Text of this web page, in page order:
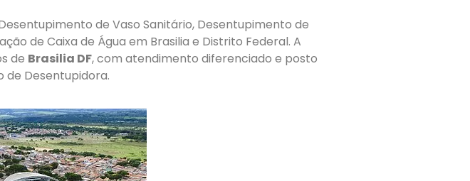
de Vaso Sanitário, Desentupimento de
de Caixa de Água em Brasilia e Distrito Federal. A
de Brasilia DF, com atendimento diferenciado e posto
de Desentupidora.